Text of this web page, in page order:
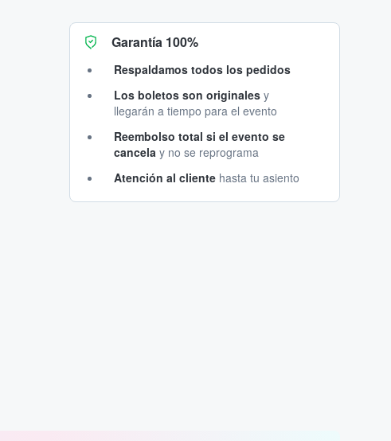
Garantía 100%
Respaldamos todos los pedidos
Los boletos son originales y
llegarán a tiempo para el evento
Reembolso total si el evento se
cancela y no se reprograma
Atención al cliente hasta tu asiento